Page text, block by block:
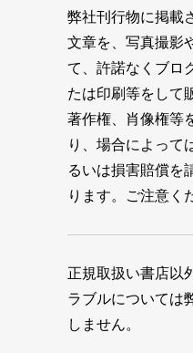
弊社刊行物に掲載
文章を、写真撮影
て、許諾なくブロ
たは印刷等をして
著作権、肖像権等
り、場合によって
るいは損害賠償を
ります。ご注意く
正規取扱い書店以
ラブルについては
しません。